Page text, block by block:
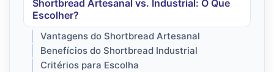
Shortbread Artesanal vs. Industrial: O Que
Escolher?
Vantagens do Shortbread Artesanal
Benefícios do Shortbread Industrial
Critérios para Escolha